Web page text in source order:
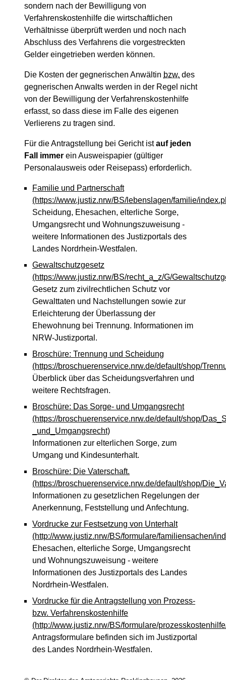
sondern nach der Bewilligung von
Verfahrenskostenhilfe die wirtschaftlichen
Verhältnisse überprüft werden und noch nach
Abschluss des Verfahrens die vorgestreckten
Gelder eingetrieben werden können.
Die Kosten der gegnerischen Anwältin bzw. des
gegnerischen Anwalts werden in der Regel nicht
von der Bewilligung der Verfahrenskostenhilfe
erfasst, so dass diese im Falle des eigenen
Verlierens zu tragen sind.
Für die Antragstellung bei Gericht istauf jeden
Fall immer ein Ausweispapier (gültiger
Personalausweis oder Reisepass) erforderlich.
Familie und Partnerschaft
(https://www.justiz.nrw/BS/lebenslagen/familie/
Scheidung, Ehesachen, elterliche Sorge,
Umgangsrecht und Wohnungszuweisung -
weitere Informationen des Justizportals des
Landes Nordrhein-Westfalen.
Gewaltschutzgesetz
(https://www.justiz.nrw/BS/recht_a_z/G/
Gesetz zum zivilrechtlichen Schutz vor
Gewalttaten und Nachstellungen sowie zur
Erleichterung der Überlassung der
Ehewohnung bei Trennung. Informationen im
NRW-Justizportal.
Broschüre: Trennung und Scheidung
(https://broschuerenservice.nrw.de/default/shop/
Überblick über das Scheidungsverfahren und
weitere Rechtsfragen.
Broschüre: Das Sorge- und Umgangsrecht
(https://broschuerenservice.nrw.de/default/shop/
_und_Umgangsrecht)
Informationen zur elterlichen Sorge, zum
Umgang und Kindesunterhalt.
Broschüre: Die Vaterschaft.
(https://broschuerenservice.nrw.de/default/shop/
Informationen zu gesetzlichen Regelungen der
Anerkennung, Feststellung und Anfechtung.
Vordrucke zur Festsetzung von Unterhalt
(http://www.justiz.nrw/BS/formulare/familiensachen/
Ehesachen, elterliche Sorge, Umgangsrecht
und Wohnungszuweisung - weitere
Informationen des Justizportals des Landes
Nordrhein-Westfalen.
Vordrucke für die Antragstellung von Prozess-
bzw. Verfahrenskostenhilfe
(http://www.justiz.nrw/BS/formulare/
Antragsformulare befinden sich im Justizportal
des Landes Nordrhein-Westfalen.